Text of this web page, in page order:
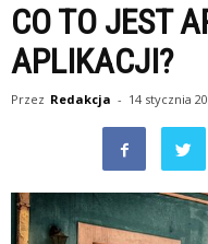
CO TO JEST
APLIKACJI?
Przez Redakcja - 14 stycznia